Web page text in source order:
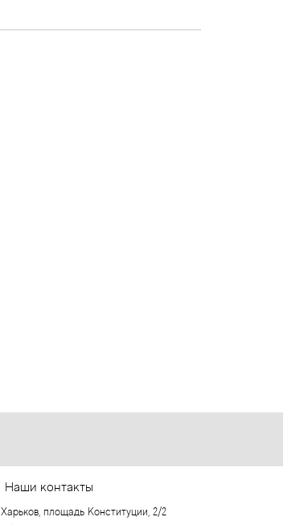
Наши контакты
Харьков, площадь Конституции, 2/2